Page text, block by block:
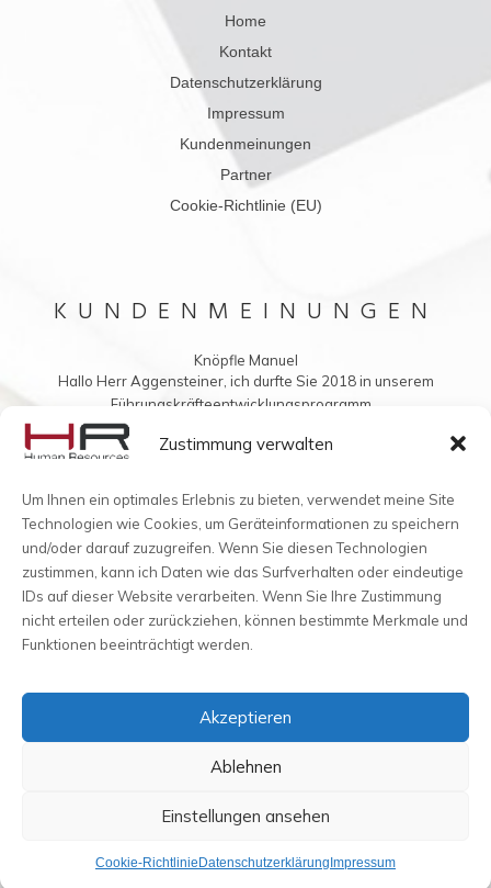
Zustimmung verwalten
Um Ihnen ein optimales Erlebnis zu bieten, verwendet meine Site
Technologien wie Cookies, um Geräteinformationen zu speichern
und/oder darauf zuzugreifen. Wenn Sie diesen Technologien
zustimmen, kann ich Daten wie das Surfverhalten oder eindeutige
IDs auf dieser Website verarbeiten. Wenn Sie Ihre Zustimmung
nicht erteilen oder zurückziehen, können bestimmte Merkmale und
Funktionen beeinträchtigt werden.
Akzeptieren
Ablehnen
Einstellungen ansehen
Cookie-Richtlinie Datenschutzerklärung Impressum
Datenschutzerklärung
Impressum
Kundenmeinungen
Partner
Cookie-Richtlinie (EU)
KUNDENMEINUNGEN
Knöpfle Manuel
Hallo Herr Aggensteiner, ich durfte Sie 2018 in unserem
Vielleicht möchten Sie mir auch was ins Buch schreiben?
Human Resources © HR-AGGENSTEINER 2025